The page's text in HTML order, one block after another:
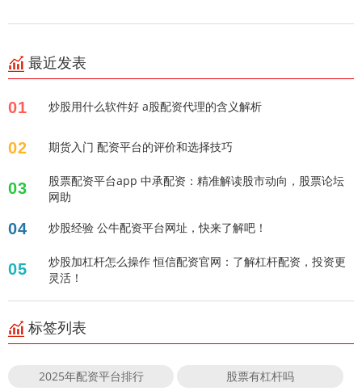
最近发表
01 炒股用什么软件好 a股配资代理的含义解析
02 期货入门 配资平台的评价和选择技巧
03
股票配资平台app 中承配资：精准解读股市动向，股票论坛
网助
04 炒股经验 公牛配资平台网址，快来了解吧！
05
炒股加杠杆怎么操作 恒信配资官网：了解杠杆配资，投资更
灵活！
标签列表
2025年配资平台排行 股票有杠杆吗